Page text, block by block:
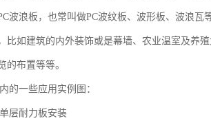
波浪板，也常叫做PC波纹板、波形板、波浪
比如建筑的内外装饰或是幕墙、农业温室及养
的布置等等。
的一些应用实例图：
层耐力板安装